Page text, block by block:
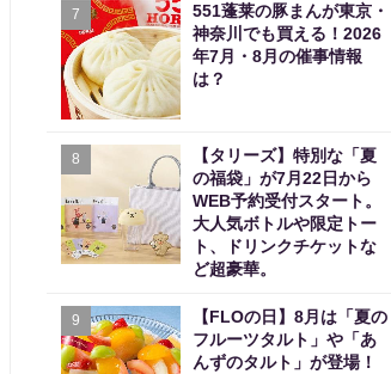
7
551蓬莱の豚まんが東京・
神奈川でも買える！2026
年7月・8月の催事情報
は？
8
【タリーズ】特別な「夏
の福袋」が7月22日から
WEB予約受付スタート。
大人気ボトルや限定トー
ト、ドリンクチケットな
ど超豪華。
9
【FLOの日】8月は「夏の
フルーツタルト」や「あ
んずのタルト」が登場！